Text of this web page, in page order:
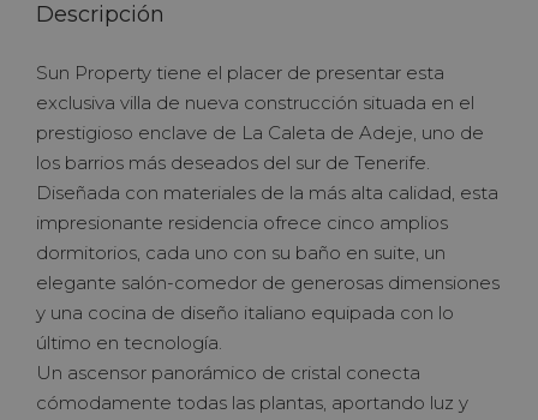
Descripción
Sun Property tiene el placer de presentar esta
exclusiva villa de nueva construcción situada en el
prestigioso enclave de La Caleta de Adeje, uno de
los barrios más deseados del sur de Tenerife.
Diseñada con materiales de la más alta calidad, esta
impresionante residencia ofrece cinco amplios
dormitorios, cada uno con su baño en suite, un
elegante salón-comedor de generosas dimensiones
y una cocina de diseño italiano equipada con lo
último en tecnología.
Un ascensor panorámico de cristal conecta
cómodamente todas las plantas, aportando luz y